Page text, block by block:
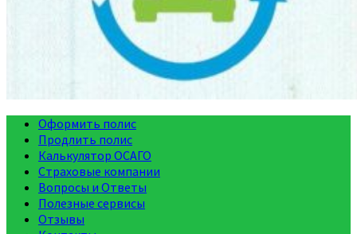
Оформить полис
Продлить полис
Калькулятор ОСАГО
Страховые компании
Вопросы и Ответы
Полезные сервисы
Отзывы